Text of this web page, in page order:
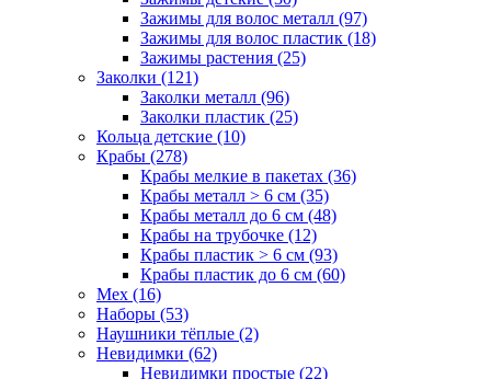
Зажимы для волос металл (97)
Зажимы для волос пластик (18)
Зажимы растения (25)
Заколки (121)
Заколки металл (96)
Заколки пластик (25)
Кольца детские (10)
Крабы (278)
Крабы мелкие в пакетах (36)
Крабы металл > 6 см (35)
Крабы металл до 6 см (48)
Крабы на трубочке (12)
Крабы пластик > 6 см (93)
Крабы пластик до 6 см (60)
Мех (16)
Наборы (53)
Наушники тёплые (2)
Невидимки (62)
Невидимки простые (22)